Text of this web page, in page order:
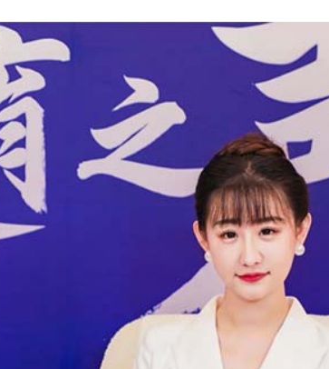
第二次
国足 亚冬会
道路
旅游 健康 阅读 艺术 汽车
全民健康 颜选攻略 海洋 时尚 天气